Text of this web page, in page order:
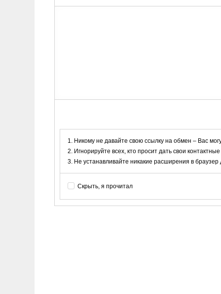
Никому не давайте свою ссылку на обмен – Вас
Игнорируйте всех, кто просит дать свои
Не устанавливайте никакие расширения в
Скрыть, я прочитал